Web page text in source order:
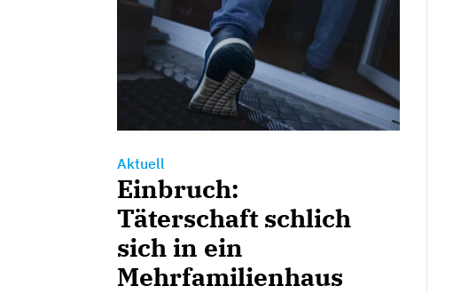
Aktuell
Einbruch:
Täterschaft schlich
sich in ein
Mehrfamilienhaus